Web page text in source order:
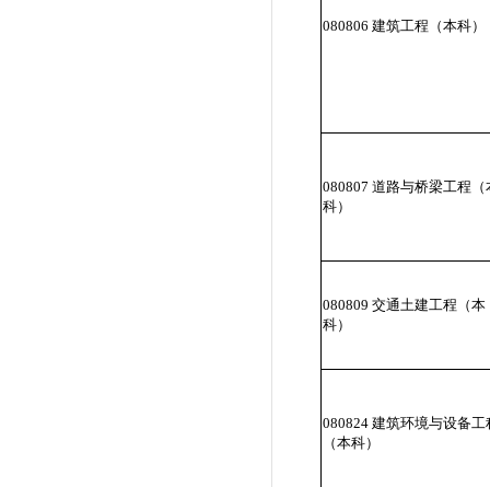
080806 建筑工程（本科）
080807 道路与桥梁工程（
科）
080809 交通土建工程（本
科）
080824 建筑环境与设备工
（本科）